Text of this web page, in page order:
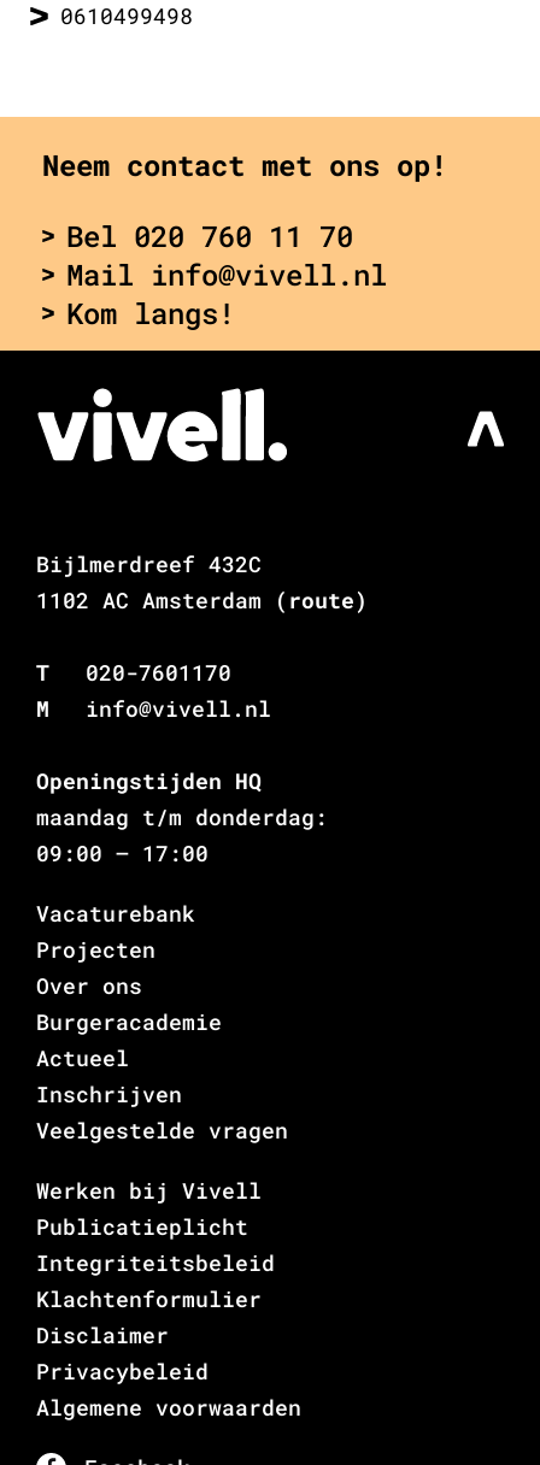
0610499498
Neem contact met ons op!
Bel 020 760 11 70
Mail info@vivell.nl
Kom langs!
Bijlmerdreef 432C
1102 AC Amsterdam
(route)
T
020-7601170
M
info@vivell.nl
Openingstijden HQ
maandag t/m donderdag:
09:00 – 17:00
Vacaturebank
Projecten
Over ons
Burgeracademie
Actueel
Inschrijven
Veelgestelde vragen
Werken bij Vivell
Publicatieplicht
Integriteitsbeleid
Klachtenformulier
Disclaimer
Privacybeleid
Algemene voorwaarden